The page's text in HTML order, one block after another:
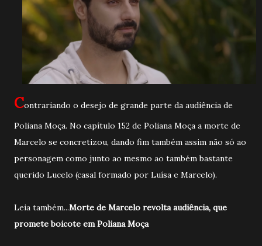
Contrariando o desejo de grande parte da audiência de
Poliana Moça. No capítulo 152 de Poliana Moça a morte de
Marcelo se concretizou, dando fim também assim não só ao
personagem como junto ao mesmo ao também bastante
querido Lucelo (casal formado por Luísa e Marcelo).
Leia também...Morte de Marcelo revolta audiência, que
promete boicote em Poliana Moça